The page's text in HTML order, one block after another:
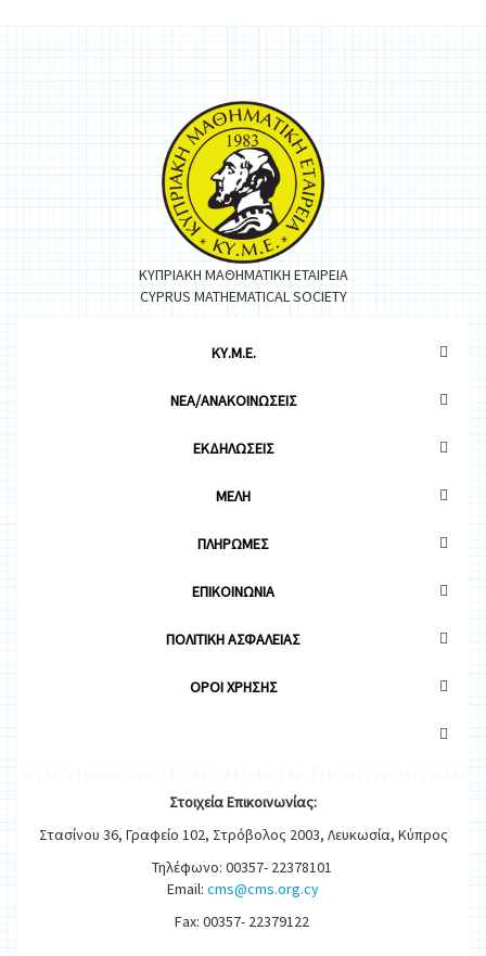
ΚΥΠΡΙΑΚΗ ΜΑΘΗΜΑΤΙΚΗ ΕΤΑΙΡΕΙΑ
CYPRUS MATHEMATICAL SOCIETY
ΚΥ.Μ.Ε.
ΝΕΑ/ΑΝΑΚΟΙΝΩΣΕΙΣ
ΕΚΔΗΛΩΣΕΙΣ
ΜΕΛΗ
ΠΛΗΡΩΜΕΣ
ΕΠΙΚΟΙΝΩΝΙΑ
ΠΟΛΙΤΙΚΗ ΑΣΦΑΛΕΙΑΣ
OΡΟΙ ΧΡΗΣΗΣ
ΣτοιχείαΕπικοινωνίας:
Στασίνου 36, Γραφείο 102, Στρόβολος 2003, Λευκωσία, Κύπρος
Τηλέφωνο: 00357- 22378101
Email: cms@cms.org.cy
Fax: 00357- 22379122